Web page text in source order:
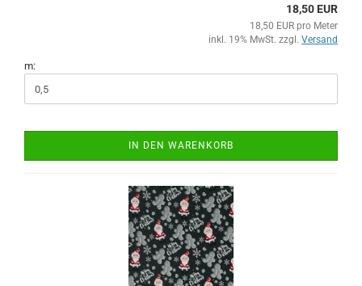
18,50 EUR
18,50 EUR pro Meter
inkl. 19% MwSt. zzgl. Versand
m:
IN DEN WARENKORB